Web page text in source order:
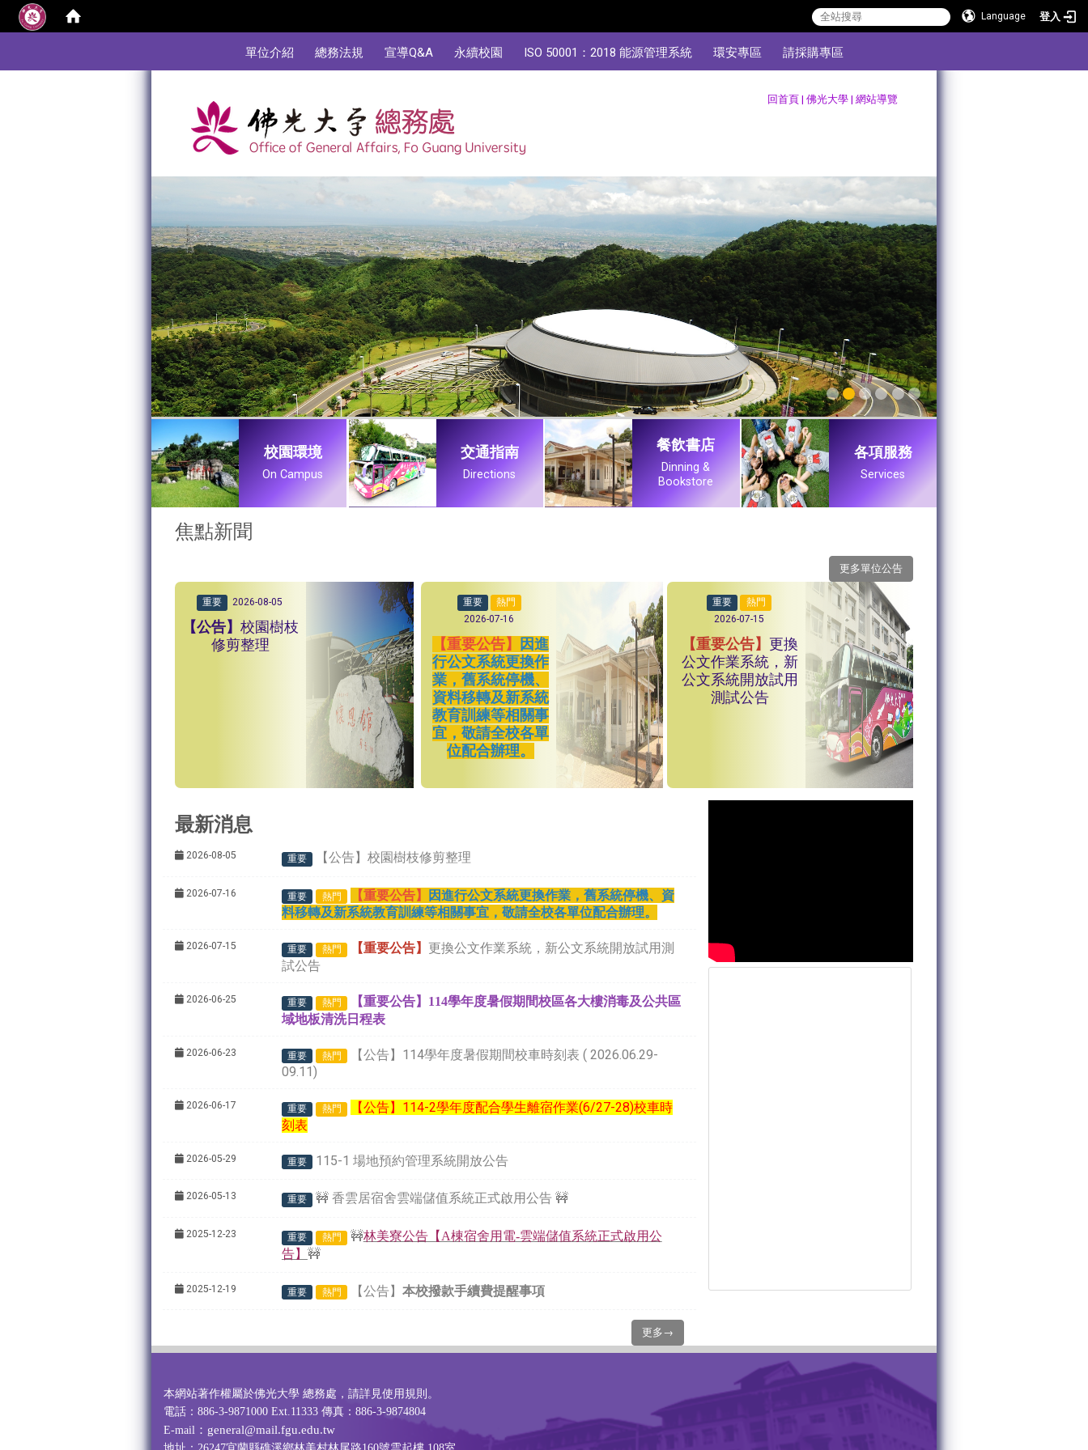
Language 登入
單位介紹
總務法規 宣導Q&A 永續校園 ISO 50001：2018 能源管理系統 環安專區 請採購專區
回首頁| 佛光大學| 網站導覽
校園環境
On Campus
交通指南
Directions
餐飲書店
Dinning &
Bookstore
各項服務
Services
焦點新聞
更多單位公告
重要 2026-08-05
校園樹枝
修剪整理
重要
熱門
2026-07-16
【重要公告】
因進
行公文系統更換作
業，舊系統停機、
資料移轉及新系統
教育訓練等相關事
宜，敬請全校各單
位配合辦理。
重要
熱門
2026-07-15
【重要公告】 更換
公文作業系統，新
公文系統開放試用
測試公告
最新消息
2026-08-05 重要 【公告】校園樹枝修剪整理
2026-07-16 重要 熱門 【重要公告】
因進行公文系統更換作業，舊系統停機、資
料移轉及新系統教育訓練等相關事宜，敬請全校各單位配合辦理。
2026-07-15 重要 熱門 【重要公告】 更換公文作業系統，新公文系統開放試用測
試公告
2026-06-25 重要 熱門
【重要公告】114學年度暑假期間校區各大樓消毒及公共區
域地板清洗日程表
2026-06-23 重要 熱門
【公告】114學年度暑假期間校車時刻表 ( 2026.06.29-
09.11)
2026-06-17 重要 熱門
【公告】114-2學年度配合學生離宿作業(6/27-28)校車時
刻表
2026-05-29 重要 115-1 場地預約管理系統開放公告
2026-05-13 重要 🚧香雲居宿舍雲端儲值系統正式啟用公告 🚧
2025-12-23 重要 熱門 🚧林美寮公告【A棟宿舍用電-雲端儲值系統正式啟用公
告】 🚧
2025-12-19 重要 熱門 【公告】 本校撥款手續費提醒事項
更多→
本網站著作權屬於佛光大學 總務處，請詳見使用規則 。
電話：886-3-9871000 Ext.11333 傳真：886-3-9874804
E-mail ：general@mail.fgu.edu.tw